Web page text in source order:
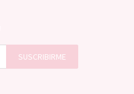
SUSCRIBIRME